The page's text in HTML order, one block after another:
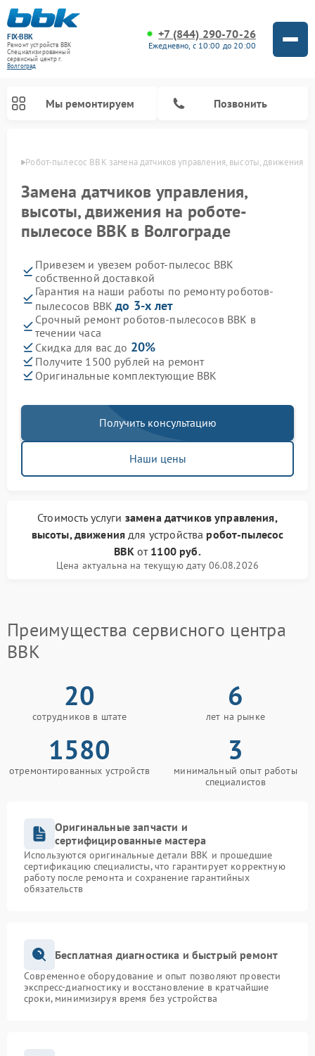
FIX-BBK
Ремонт устройств BBK
Специализированный
cервисный центр г.
Волгоград
+7 (844) 290-70-26
Ежедневно, с 10:00 до 20:00
Мы ремонтируем Позвонить
Робот-пылесос BBK замена датчиков управления, высоты, движения
Замена датчиков управления,
высоты, движения на роботе-
пылесосе BBK в Волгограде
Привезем и увезем робот-пылесос BBK
собственной доставкой
Гарантия на наши работы по ремонту роботов-
пылесосов BBKдо 3-х лет
Срочный ремонт роботов-пылесосов BBK в
течении часа
Скидка для вас до 20%
Получите 1500 рублей на ремонт
Оригинальные комплектующие BBK
Получить консультацию
Наши цены
Стоимость услуги замена датчиков управления,
высоты, движения для устройства робот-пылесос
BBKот 1100 руб.
Цена актуальна на текущую дату 06.08.2026
Преимущества сервисного центра
BBK
20
сотрудников в штате
6
лет на рынке
1580
отремонтированных устройств
3
минимальный опыт работы
специалистов
Оригинальные запчасти и
сертифицированные мастера
Используются оригинальные детали BBK и прошедшие
сертификацию специалисты, что гарантирует корректную
работу после ремонта и сохранение гарантийных
обязательств
Бесплатная диагностика и быстрый ремонт
Современное оборудование и опыт позволяют провести
экспресс-диагностику и восстановление в кратчайшие
сроки, минимизируя время без устройства